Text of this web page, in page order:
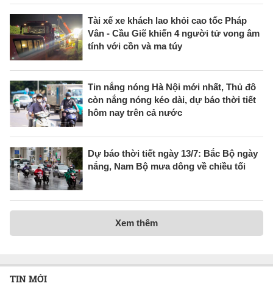
Tài xế xe khách lao khỏi cao tốc Pháp
Vân - Cầu Giẽ khiến 4 người tử vong âm
tính với cồn và ma túy
Tin nắng nóng Hà Nội mới nhất, Thủ đô
còn nắng nóng kéo dài, dự báo thời tiết
hôm nay trên cả nước
Dự báo thời tiết ngày 13/7: Bắc Bộ ngày
nắng, Nam Bộ mưa dông về chiều tối
Xem thêm
TIN MỚI